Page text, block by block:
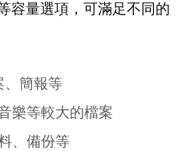
容量選項，可滿足不同的
、簡報等
樂等較大的檔案
、備份等